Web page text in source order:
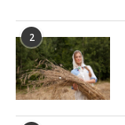
2